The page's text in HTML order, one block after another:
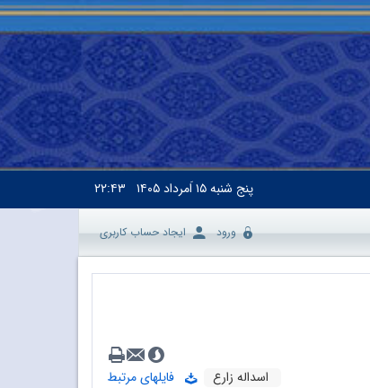
پنج شنبه۱۵ اَمرداد ۱۴۰۵ ۲۲:۴۳
ورود ایجاد حساب کاربری
اسداله زارع
فایلهای مرتبط